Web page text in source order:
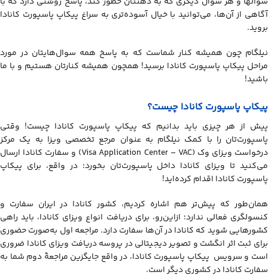
آگاهی از آن‌ها، می‌توانید با خیال آسوده‌تری به سراغ پیکاپ پاسپورت کانادا
بروید.
نیلگام چون همیشه کنار شماست که به پاسخ همه سوال‌هایتان در مورد
مراحل پیکاپ پاسپورت کانادا برسید! همچون همیشه کنارتان هستیم و با ما
باشید!
پیکاپ پاسپورت کانادا چیست؟
پیش از هر چیزی باید بدانیم که پیکاپ پاسپورت کانادا چیست! وقتی
پاسپورت‌تان را با کمک نیلگام به عنوان مرجع تخصصی ویزا به یک مرکز
درخواست ویزای وک (Visa Application Center – VAC) و سفارت کانادا ارسال
می‌کنید تا ویزای کانادا داخل پاسپورت‌تان بخورد؛ در واقع، برای پیکاپ
پاسپورت کانادا اقدام کرده‌اید!
همان‌طور که پیش‌تر هم اشاره کردیم، کشور کانادا در ایران سفارت و
کنسولگری فعالی ندارد؛ ازاین‌رو، برای دریافت انواع ویزای کانادا، باید راهی
کشورهایی شوید که کانادا در آن‌ها سفارت دارد. مراجعه اول به‌صورت حضوری
برای ثبت اثر انگشت و تصویر دیجیتالی در پروسه دریافت ویزای کانادا ضروری
است و سرویس پیکاپ پاسپورت کانادا، در واقع جایگزین مراجعۀ دوم شما به
سفارت کانادا در کشوری دیگر است.